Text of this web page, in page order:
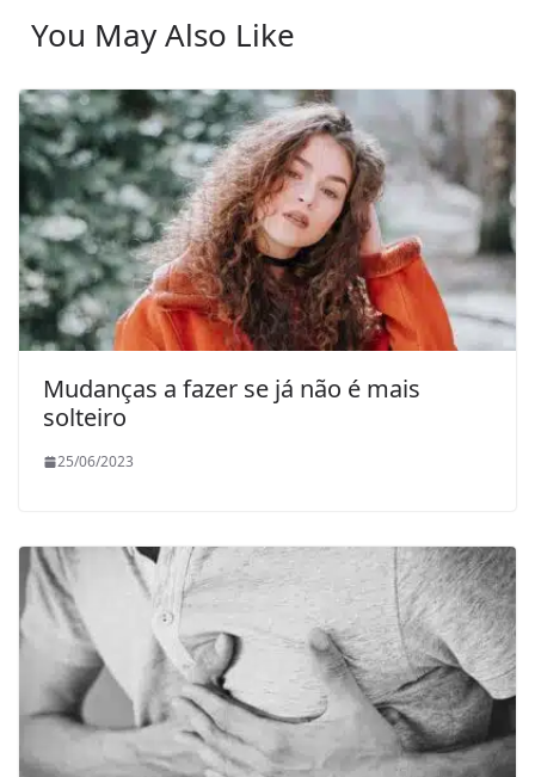
You May Also Like
Mudanças a fazer se já não é mais
solteiro
25/06/2023